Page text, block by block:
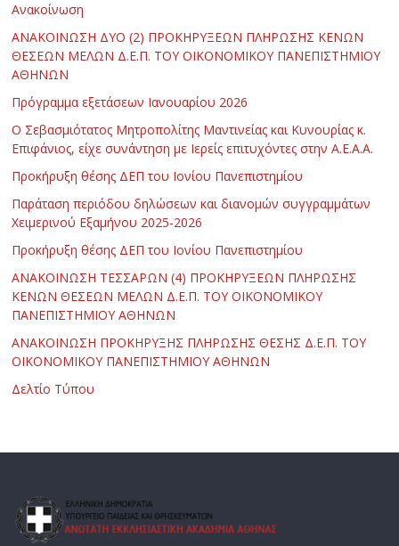
Ανακοίνωση
ΑΝΑΚΟΙΝΩΣΗ ΔΥΟ (2) ΠΡΟΚΗΡΥΞΕΩΝ ΠΛΗΡΩΣΗΣ ΚΕΝΩΝ
ΘΕΣΕΩΝ ΜΕΛΩΝ Δ.Ε.Π. ΤΟΥ ΟΙΚΟΝΟΜΙΚΟΥ ΠΑΝΕΠΙΣΤΗΜΙΟΥ
ΑΘΗΝΩΝ
Πρόγραμμα εξετάσεων Ιανουαρίου 2026
Ο Σεβασμιότατος Μητροπολίτης Μαντινείας και Κυνουρίας κ.
Επιφάνιος, είχε συνάντηση με Ιερείς επιτυχόντες στην Α.Ε.Α.Α.
Προκήρυξη θέσης ΔΕΠ του Ιονίου Πανεπιστημίου
Παράταση περιόδου δηλώσεων και διανομών συγγραμμάτων
Χειμερινού Εξαμήνου 2025-2026
Προκήρυξη θέσης ΔΕΠ του Ιονίου Πανεπιστημίου
ΑΝΑΚΟΙΝΩΣΗ ΤΕΣΣΑΡΩΝ (4) ΠΡΟΚΗΡΥΞΕΩΝ ΠΛΗΡΩΣΗΣ
ΚΕΝΩΝ ΘΕΣΕΩΝ ΜΕΛΩΝ Δ.Ε.Π. ΤΟΥ ΟΙΚΟΝΟΜΙΚΟΥ
ΠΑΝΕΠΙΣΤΗΜΙΟΥ ΑΘΗΝΩΝ
ΑΝΑΚΟΙΝΩΣΗ ΠΡΟΚΗΡΥΞΗΣ ΠΛΗΡΩΣΗΣ ΘΕΣΗΣ Δ.Ε.Π. ΤΟΥ
ΟΙΚΟΝΟΜΙΚΟΥ ΠΑΝΕΠΙΣΤΗΜΙΟΥ ΑΘΗΝΩΝ
Δελτίο Τύπου